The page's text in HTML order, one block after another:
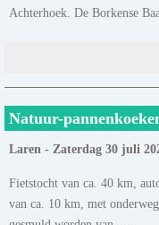
Achterhoek. De Borkense
Natuur-
Laren - Zaterdag 30 juli
Fietstocht van ca. 40 km,
van ca. 10 km, met